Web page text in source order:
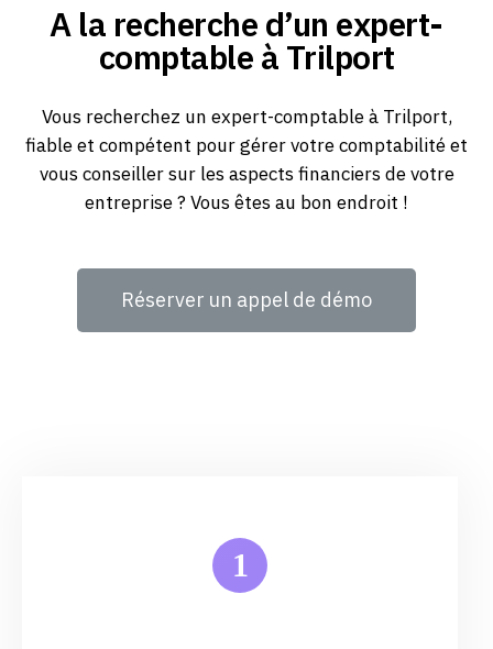
A la recherche d’un expert-
comptable à Trilport
Vous recherchez un expert-comptable à Trilport,
fiable et compétent pour gérer votre comptabilité et
vous conseiller sur les aspects financiers de votre
entreprise ? Vous êtes au bon endroit !
Réserver un appel de démo
1